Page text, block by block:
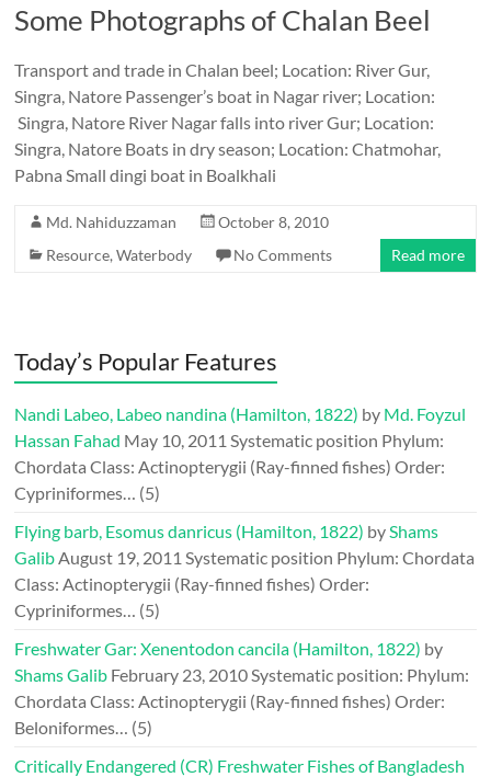
Some Photographs of Chalan Beel
Transport and trade in Chalan beel; Location: River Gur,
Singra, Natore Passenger’s boat in Nagar river; Location:
Singra, Natore River Nagar falls into river Gur; Location:
Singra, Natore Boats in dry season; Location: Chatmohar,
Pabna Small dingi boat in Boalkhali
Md. Nahiduzzaman
October 8, 2010
Resource,Waterbody No Comments Read more
Today’s Popular Features
Nandi Labeo, Labeo nandina (Hamilton, 1822) by Md. Foyzul
Hassan Fahad May 10, 2011 Systematic position Phylum:
Chordata Class: Actinopterygii (Ray-finned fishes) Order:
Cypriniformes… (5)
Flying barb, Esomus danricus (Hamilton, 1822) byShams
GalibAugust 19, 2011 Systematic position Phylum: Chordata
Class: Actinopterygii (Ray-finned fishes) Order:
Cypriniformes… (5)
Freshwater Gar: Xenentodon cancila (Hamilton, 1822) by
Shams Galib February 23, 2010Systematic position: Phylum:
Chordata Class: Actinopterygii (Ray-finned fishes) Order:
Beloniformes… (5)
Critically Endangered (CR) Freshwater Fishes of Bangladesh